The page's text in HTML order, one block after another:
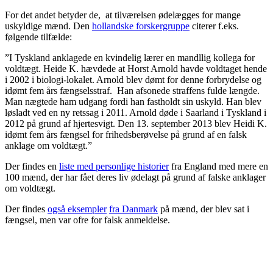
For det andet betyder de, at tilværelsen ødelægges for mange
uskyldige mænd. Den hollandske forskergruppe citerer f.eks.
følgende tilfælde:
”I Tyskland anklagede en kvindelig lærer en mandllig kollega for
voldtægt. Heide K. hævdede at Horst Arnold havde voldtaget hende
i 2002 i biologi-lokalet. Arnold blev dømt for denne forbrydelse og
idømt fem års fængselsstraf. Han afsonede straffens fulde længde.
Man nægtede ham udgang fordi han fastholdt sin uskyld. Han blev
løsladt ved en ny retssag i 2011. Arnold døde i Saarland i Tyskland i
2012 på grund af hjertesvigt. Den 13. september 2013 blev Heidi K.
idømt fem års fængsel for frihedsberøvelse på grund af en falsk
anklage om voldtægt.”
Der findes en liste med personlige historierfra England med mere en
100 mænd, der har fået deres liv ødelagt på grund af falske anklager
om voldtægt.
Der findes også eksempler fra Danmark på mænd, der blev sat i
fængsel, men var ofre for falsk anmeldelse.